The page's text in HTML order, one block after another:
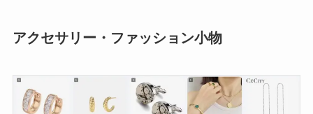
アクセサリー・ファッション小物